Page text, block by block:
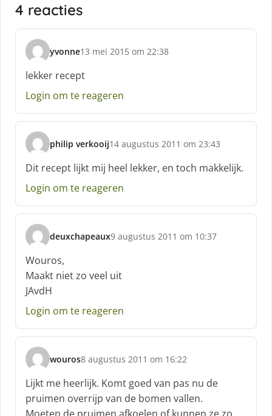
4 reacties
yvonne
s
c
h
r
e
f
:
13 mei 2015 om 22:38
lekker recept
Login om te reageren
philip verkooij
s
c
h
r
e
f
:
14 augustus 2011 om 23:43
Dit recept lijkt mij heel lekker, en toch makkelijk.
Login om te reageren
deuxchapeaux
s
c
h
r
e
e
:
9 augustus 2011 om 10:37
Wouros,
Maakt niet zo veel uit
JAvdH
Login om te reageren
wouros
s
c
h
r
8 augustus 2011 om 16:22
Lijkt me heerlijk. Komt goed van pas nu de
pruimen overrijp van de bomen vallen.